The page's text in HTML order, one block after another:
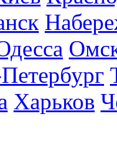
Харьков